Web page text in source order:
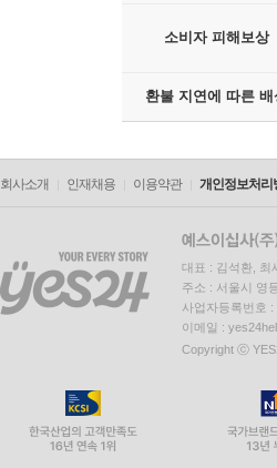
소비자 피해보상
환불 지연에 따른 배
회사소개 인재채용 이용약관 개인정보처리
대표 : 김석환, 최
주소 : 서울시 영
사업자등록번호
이메일 :
Copyright ⓒ